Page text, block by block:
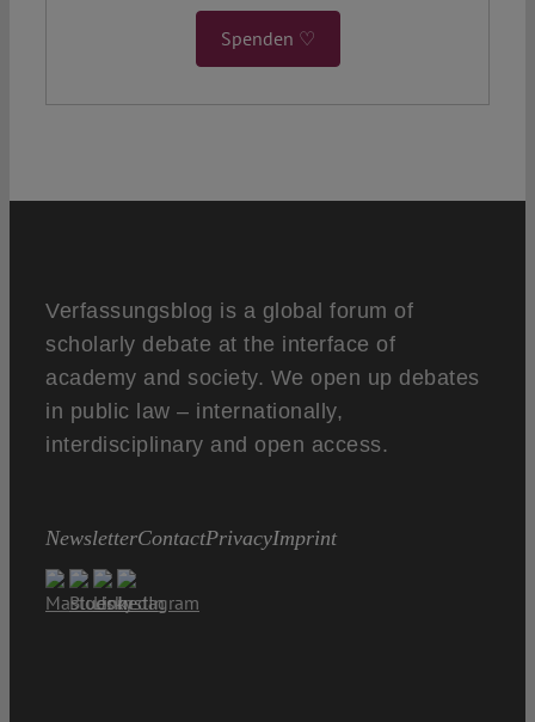
Spenden ♡
Verfassungsblog is a global forum of
scholarly debate at the interface of
academy and society. We open up debates
in public law – internationally,
interdisciplinary and open access.
NewsletterContactPrivacyImprint